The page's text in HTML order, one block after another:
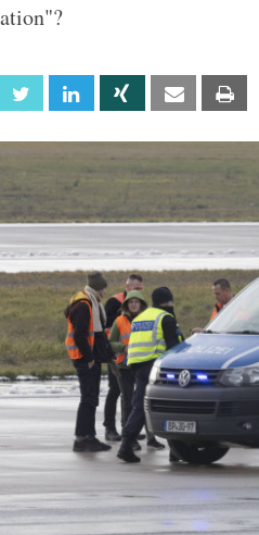
Facebook Twitter Linkedin Xing Email